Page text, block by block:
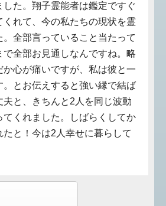
した。翔子霊能者は鑑定ですぐ
くれて、今の私たちの現状を霊
全部言っていること当たって
全部お見通しなんですね。略
か心が痛いですが、私は彼と一
。とお伝えすると強い縁で結ば
夫と、きちんと2人を同じ波動
てくれました。しばらくしてか
たと！今は2人幸せに暮らして